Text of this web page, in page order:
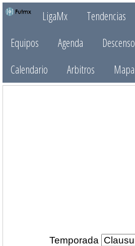
LigaMx Tendencias
Equipos
Agenda Descenso
Calendario
Arbitros Mapa
Temporada